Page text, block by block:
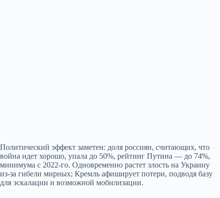
Политический эффект заметен: доля россиян, считающих, что
война идет хорошо, упала до 50%, рейтинг Путина — до 74%,
минимума с 2022‑го. Одновременно растет злость на Украину
из‑за гибели мирных; Кремль афиширует потери, подводя базу
для эскалации и возможной мобилизации.